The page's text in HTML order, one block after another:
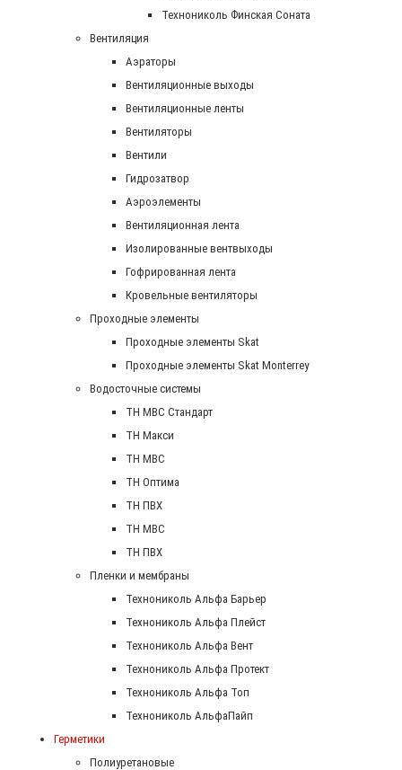
Технониколь Финская Соната
Вентиляция
Аэраторы
Вентиляционные выходы
Вентиляционные ленты
Вентиляторы
Вентили
Гидрозатвор
Аэроэлементы
Вентиляционная лента
Изолированные вентвыходы
Гофрированная лента
Кровельные вентиляторы
Проходные элементы
Проходные элементы Skat
Проходные элементы Skat Monterrey
Водосточные системы
TH MBC Стандарт
TH Макси
TH МВС
TH Оптима
TH ПВХ
ТН МВС
ТН ПВХ
Пленки и мембраны
Технониколь Альфа Барьер
Технониколь Альфа Плейст
Технониколь Альфа Вент
Технониколь Альфа Протект
Технониколь Альфа Топ
Технониколь АльфаПайп
Герметики
Полиуретановые